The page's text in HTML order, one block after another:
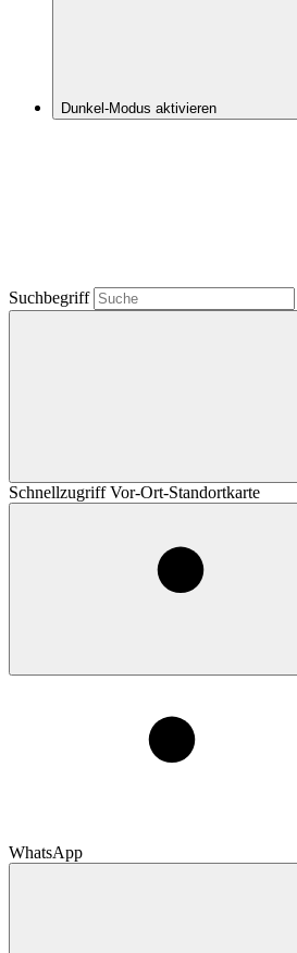
Dunkel-Modus aktivieren
Suchbegriff
Schnellzugriff Vor-Ort-Standortkarte
WhatsApp